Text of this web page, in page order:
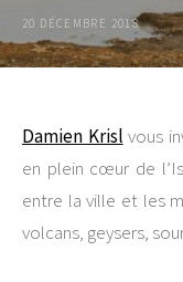
20 DÉCEMBRE 2018
Damien Krisl vous
en plein cœur de
entre la ville et les
volcans, geysers,